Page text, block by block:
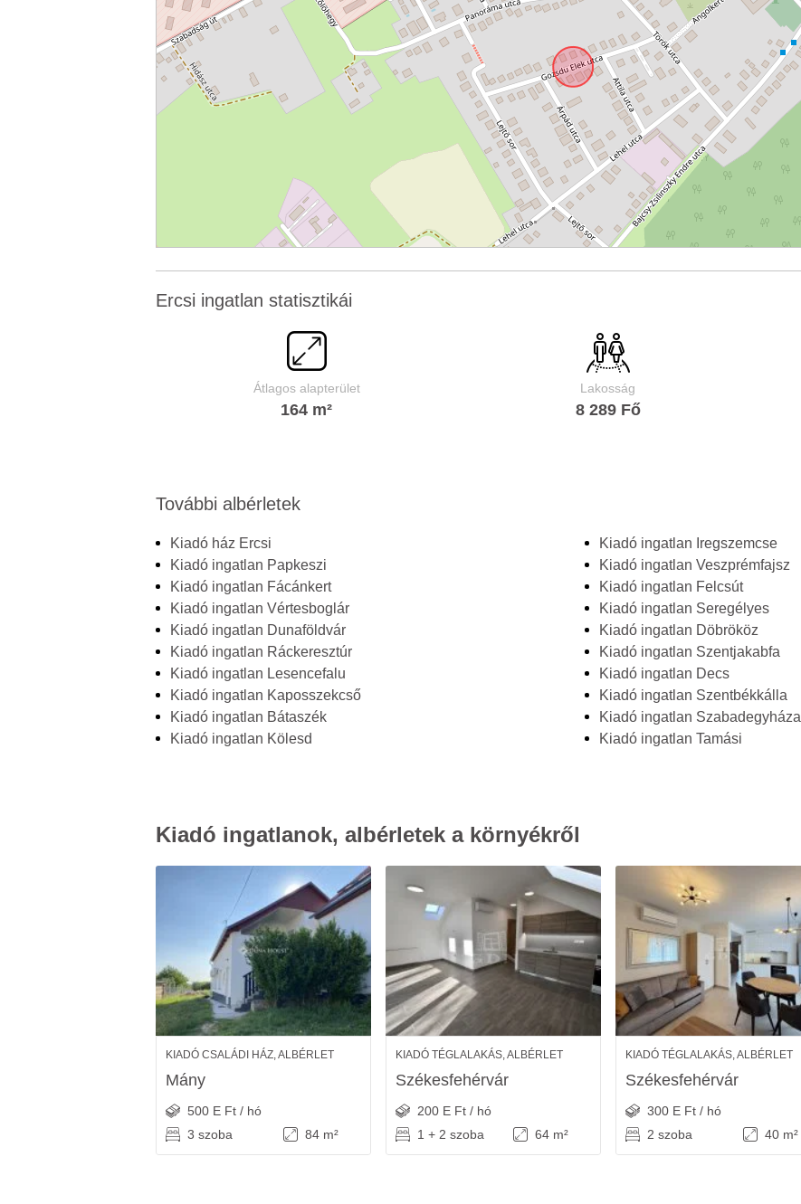
Ercsi ingatlan statisztikái
Átlagos alapterület
164 m²
Lakosság
8 289 Fő
További albérletek
Kiadó ház Ercsi
Kiadó ingatlan Papkeszi
Kiadó ingatlan Fácánkert
Kiadó ingatlan Vértesboglár
Kiadó ingatlan Dunaföldvár
Kiadó ingatlan Ráckeresztúr
Kiadó ingatlan Lesencefalu
Kiadó ingatlan Kaposszekcső
Kiadó ingatlan Bátaszék
Kiadó ingatlan Kölesd
Kiadó ingatlan Iregszemcse
Kiadó ingatlan Veszprémfajsz
Kiadó ingatlan Felcsút
Kiadó ingatlan Seregélyes
Kiadó ingatlan Döbrököz
Kiadó ingatlan Szentjakabfa
Kiadó ingatlan Decs
Kiadó ingatlan Szentbékkálla
Kiadó ingatlan Szabadegyháza
Kiadó ingatlan Tamási
Kiadó ingatlanok, albérletek a környékről
KIADÓ CSALÁDI HÁZ, ALBÉRLET
Mány
500 E Ft / hó
3 szoba
84 m²
KIADÓ TÉGLALAKÁS, ALBÉRLET
Székesfehérvár
200 E Ft / hó
1 + 2 szoba
64 m²
KIADÓ TÉGLALAKÁS, ALBÉRLET
Székesfehérvár
300 E Ft / hó
2 szoba
40 m²